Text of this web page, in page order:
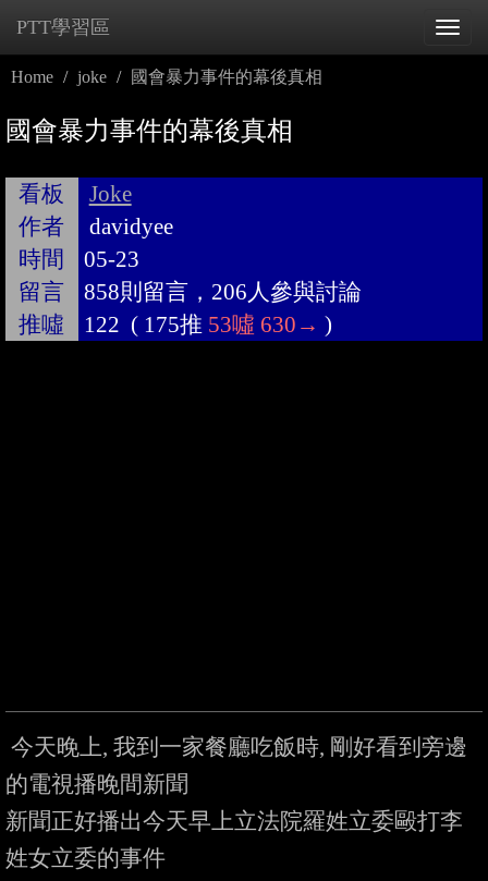
PTT學習區
Home joke 國會暴力事件的幕後真相
國會暴力事件的幕後真相
看板
Joke
作者
davidyee
時間
05-23
留言
858則留言，206人參與討論
推噓
122 ( 175推 53噓 630→ )
的電視播晚間新聞
新聞正好播出今天早上立法院羅姓立委毆打李
姓女立委的事件